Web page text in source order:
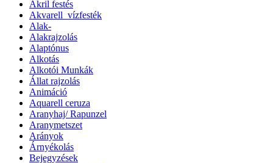
Akril festés
Akvarell_vízfesték
Alak-
Alakrajzolás
Alaptónus
Alkotás
Alkotói Munkák
Állat rajzolás
Animáció
Aquarell ceruza
Aranyhaj/ Rapunzel
Aranymetszet
Arányok
Árnyékolás
Bejegyzések